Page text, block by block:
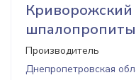
Криворожский
Производитель
Днепропетровская